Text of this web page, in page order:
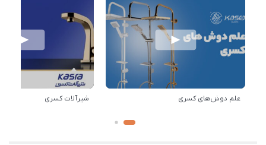
علم دوش‌های کسری شیرآلات کسری